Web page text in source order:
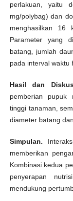
perlakuan, yaitu
mg/polybag) dan
menghasilkan 16
Parameter yang
batang, jumlah
pada interval waktu
Hasil dan
pemberian pupuk
tinggi tanaman,
diameter batang
Simpulan.
memberikan
Kombinasi kedua
penyerapan
mendukung